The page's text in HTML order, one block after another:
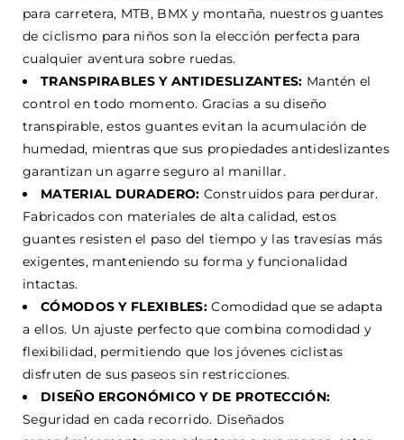
para carretera, MTB, BMX y montaña, nuestros guantes
de ciclismo para niños son la elección perfecta para
cualquier aventura sobre ruedas.
TRANSPIRABLES Y ANTIDESLIZANTES: Mantén el
control en todo momento. Gracias a su diseño
transpirable, estos guantes evitan la acumulación de
humedad, mientras que sus propiedades antideslizantes
garantizan un agarre seguro al manillar.
MATERIAL DURADERO: Construidos para perdurar.
Fabricados con materiales de alta calidad, estos
guantes resisten el paso del tiempo y las travesías más
exigentes, manteniendo su forma y funcionalidad
intactas.
CÓMODOS Y FLEXIBLES: Comodidad que se adapta
a ellos. Un ajuste perfecto que combina comodidad y
flexibilidad, permitiendo que los jóvenes ciclistas
disfruten de sus paseos sin restricciones.
DISEÑO ERGONÓMICO Y DE PROTECCIÓN:
Seguridad en cada recorrido. Diseñados